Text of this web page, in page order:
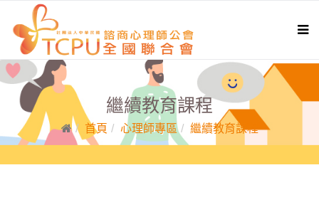
繼續教育課程
首頁 心理師專區 繼續教育課程